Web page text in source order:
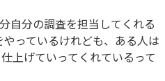
自分の調査を担当してくれる
っているけれども、ある人は
上げていってくれているって